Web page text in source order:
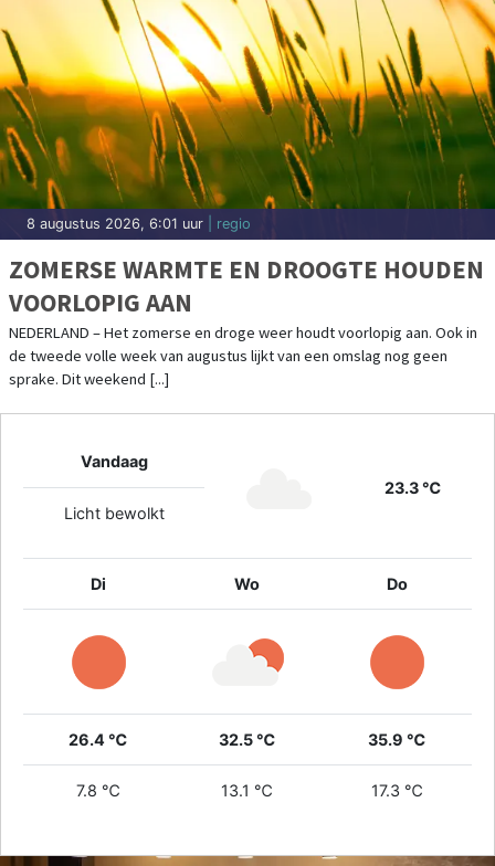
8 augustus 2026, 6:01 uur | regio
ZOMERSE WARMTE EN DROOGTE HOUDEN
VOORLOPIG AAN
NEDERLAND – Het zomerse en droge weer houdt voorlopig aan. Ook in
de tweede volle week van augustus lijkt van een omslag nog geen
sprake. Dit weekend [...]
Vandaag
23.3 ℃
Licht bewolkt
Di Wo Do
26.4 ℃ 32.5 ℃ 35.9 ℃
7.8 ℃ 13.1 ℃ 17.3 ℃